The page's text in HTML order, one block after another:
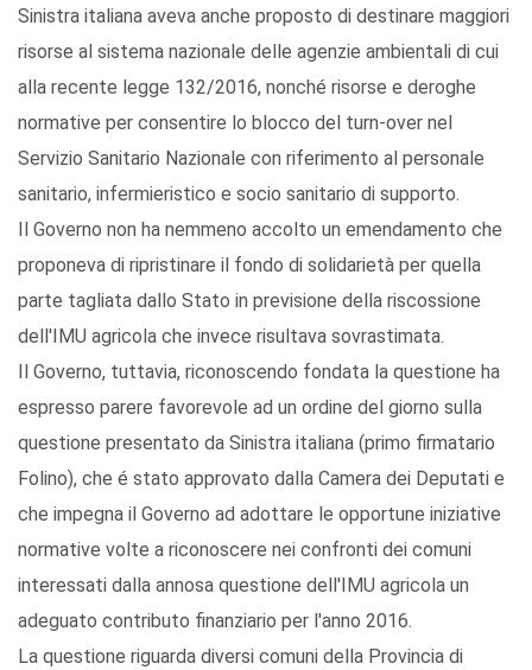
Sinistra italiana aveva anche proposto di destinare maggiori
risorse al sistema nazionale delle agenzie ambientali di cui
alla recente legge 132/2016, nonché risorse e deroghe
normative per consentire lo blocco del turn-over nel
Servizio Sanitario Nazionale con riferimento al personale
sanitario, infermieristico e socio sanitario di supporto.
Il Governo non ha nemmeno accolto un emendamento che
proponeva di ripristinare il fondo di solidarietà per quella
parte tagliata dallo Stato in previsione della riscossione
dell'IMU agricola che invece risultava sovrastimata.
Il Governo, tuttavia, riconoscendo fondata la questione ha
espresso parere favorevole ad un ordine del giorno sulla
questione presentato da Sinistra italiana (primo firmatario
Folino), che é stato approvato dalla Camera dei Deputati e
che impegna il Governo ad adottare le opportune iniziative
normative volte a riconoscere nei confronti dei comuni
interessati dalla annosa questione dell'IMU agricola un
adeguato contributo finanziario per l'anno 2016.
La questione riguarda diversi comuni della Provincia di